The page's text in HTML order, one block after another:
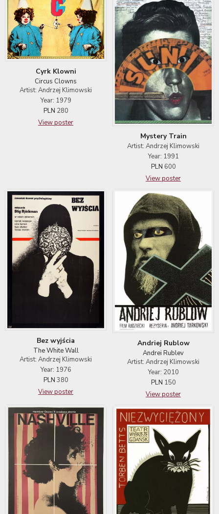
Cyrk Klowni
Circus Clowns
Artist: Andrzej Klimowski
Year: 1979
PLN 280
View poster
Mystery Train
Artist: Andrzej Klimowski
Year: 1991
PLN 600
View poster
Bez wyjścia
The White Wall
Artist: Andrzej Klimowski
Year: 1976
PLN 380
View poster
Andriej Rublow
Andrei Rublev
Artist: Andrzej Klimowski
Year: 2010
PLN 150
View poster